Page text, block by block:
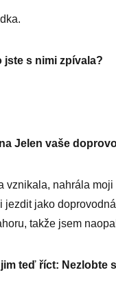
jste s nimi zpívala?
Jelen vaše
vznikala, nahrála
jezdit jako
takže jsem
teď říct: Nezlobte